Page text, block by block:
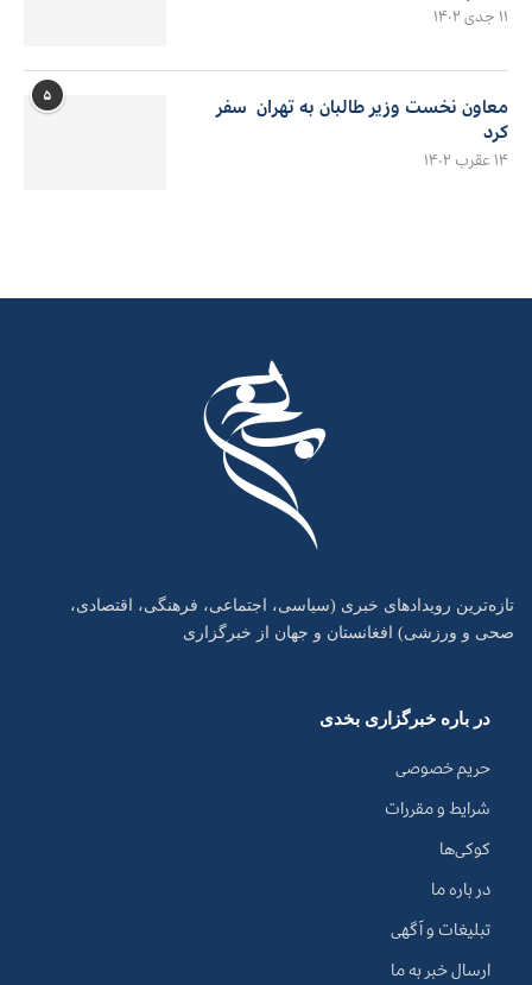
۱۱ جدی ۱۴۰۲
۵
معاون نخست وزیر طالبان به تهران سفر
کرد
۱۴ عقرب ۱۴۰۲
تازه‌ترین رویدادهای خبری (سیاسی، اجتماعی، فرهنگی، اقتصادی،
صحی و ورزشی) افغانستان و جهان از خبرگزاری
در باره خبرگزاری بخدی
حریم خصوصی
شرایط و مقررات
کوکی‌ها
در باره ما
تبلیغات و آگهی
ارسال خبر به ما